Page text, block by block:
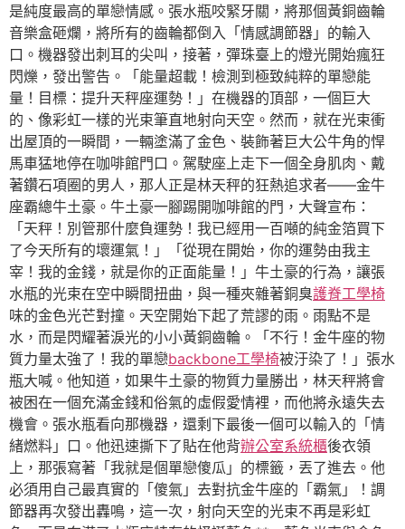
是純度最高的單戀情感。張水瓶咬緊牙關，將那個黃銅齒輪
音樂盒砸爛，將所有的齒輪都倒入「情感調節器」的輸入
口。機器發出刺耳的尖叫，接著，彈珠臺上的燈光開始瘋狂
閃爍，發出警告。「能量超載！檢測到極致純粹的單戀能
量！目標：提升天秤座運勢！」在機器的頂部，一個巨大
的、像彩虹一樣的光束筆直地射向天空。然而，就在光束衝
出屋頂的一瞬間，一輛塗滿了金色、裝飾著巨大公牛角的悍
馬車猛地停在咖啡館門口。駕駛座上走下一個全身肌肉、戴
著鑽石項圈的男人，那人正是林天秤的狂熱追求者——金牛
座霸總牛土豪。牛土豪一腳踢開咖啡館的門，大聲宣布：
「天秤！別管那什麼負運勢！我已經用一百噸的純金箔買下
了今天所有的壞運氣！」「從現在開始，你的運勢由我主
宰！我的金錢，就是你的正面能量！」牛土豪的行為，讓張
水瓶的光束在空中瞬間扭曲，與一種夾雜著銅臭護脊工學椅
味的金色光芒對撞。天空開始下起了荒謬的雨。雨點不是
水，而是閃耀著淚光的小小黃銅齒輪。「不行！金牛座的物
質力量太強了！我的單戀backbone工學椅被汙染了！」張水
瓶大喊。他知道，如果牛土豪的物質力量勝出，林天秤將會
被困在一個充滿金錢和俗氣的虛假愛情裡，而他將永遠失去
機會。張水瓶看向那機器，還剩下最後一個可以輸入的「情
緒燃料」口。他迅速撕下了貼在他背辦公室系統櫃後衣領
上，那張寫著「我就是個單戀傻瓜」的標籤，丟了進去。他
必須用自己最真實的「傻氣」去對抗金牛座的「霸氣」！調
節器再次發出轟鳴，這一次，射向天空的光束不再是彩虹